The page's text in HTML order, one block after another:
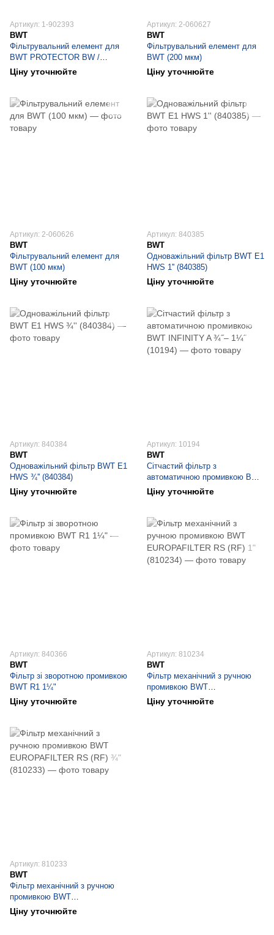
Артикул: 1-902393
BWT
Фільтрувальний елемент для
BWT PROTECTOR BW /
EUROPAFILTER RS (RF) ¾˝ -
1¼˝
Ціну уточнюйте
Артикул: 2-060627
BWT
Фільтрувальний елемент для
BWT (200 мкм)
Ціну уточнюйте
Артикул: 2-060626
BWT
Фільтрувальний елемент для
BWT (100 мкм)
Ціну уточнюйте
Артикул: 840385
BWT
Одноважільний фільтр BWT E1
HWS 1'' (840385)
Ціну уточнюйте
Артикул: 840384
BWT
Одноважільний фільтр BWT E1
HWS ¾'' (840384)
Ціну уточнюйте
Артикул: 10194
BWT
Сітчастий фільтр з
автоматичною промивкою BWT
INFINITY A ¾˝– 1¼˝ (10194)
Ціну уточнюйте
Артикул: 840366
BWT
Фільтр зі зворотною промивкою
BWT R1 1¼"
Ціну уточнюйте
Артикул: 810234
BWT
Фільтр механічний з ручною
промивкою BWT
EUROPAFILTER RS (RF) 1"
(810234)
Ціну уточнюйте
Артикул: 810233
BWT
Фільтр механічний з ручною
промивкою BWT
EUROPAFILTER RS (RF) ¾"
(810233)
Ціну уточнюйте